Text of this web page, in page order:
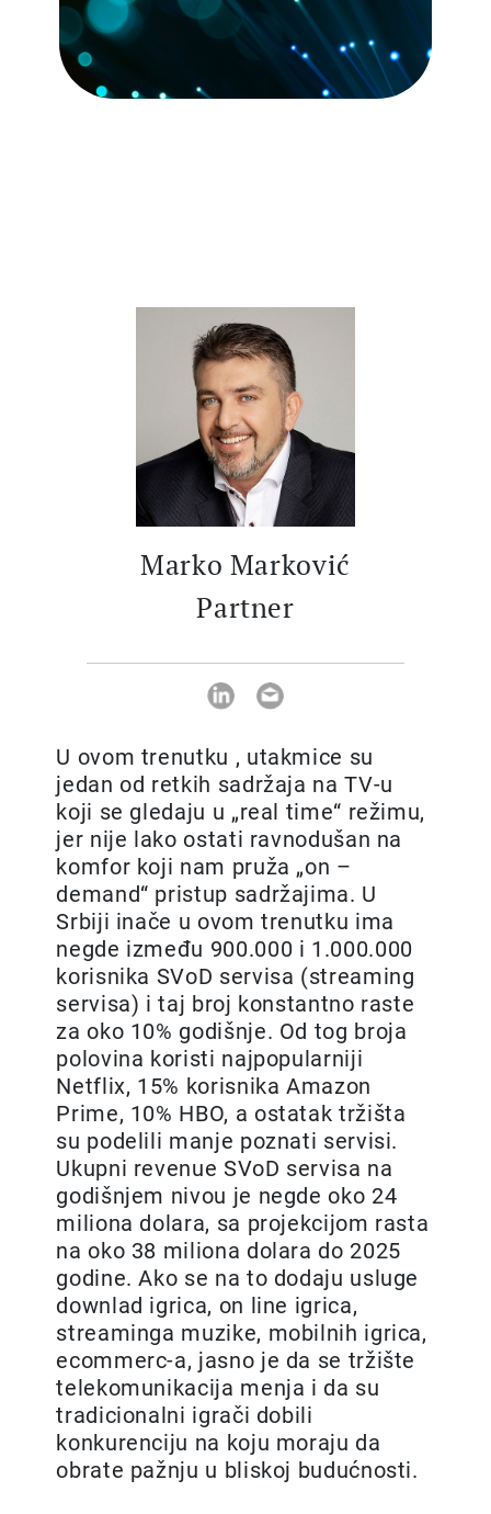
Marko Marković
Partner
U ovom trenutku , utakmice su
jedan od retkih sadržaja na TV-u
koji se gledaju u „real time“ režimu,
jer nije lako ostati ravnodušan na
komfor koji nam pruža „on –
demand“ pristup sadržajima. U
Srbiji inače u ovom trenutku ima
negde između 900.000 i 1.000.000
korisnika SVoD servisa (streaming
servisa) i taj broj konstantno raste
za oko 10% godišnje. Od tog broja
polovina koristi najpopularniji
Netflix, 15% korisnika Amazon
Prime, 10% HBO, а ostatak tržišta
su podelili manje poznati servisi.
Ukupni revenue SVoD servisa na
godišnjem nivou je negde oko 24
miliona dolara, sa projekcijom rasta
na oko 38 miliona dolara do 2025
godine. Ako se na to dodaju usluge
downlad igrica, on line igrica,
streaminga muzike, mobilnih igrica,
ecommerc-a, jasno je da se tržište
telekomunikacija menja i da su
tradicionalni igrači dobili
konkurenciju na koju moraju da
obrate pažnju u bliskoj budućnosti.